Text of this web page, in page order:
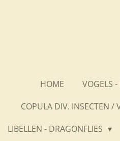
HOME VOGELS -
COPULA DIV. INSECTEN /
LIBELLEN - DRAGONFLIES